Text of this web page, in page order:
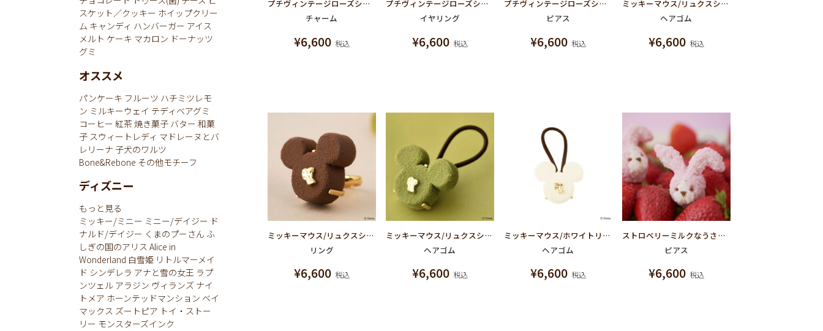
プチヴィンテージローズショコラ チャーム
チャーム
¥6,600 税込
プチヴィンテージローズショコラ イヤリング
イヤリング
¥6,600 税込
プチヴィンテージローズショコラ ピアス
ピアス
¥6,600 税込
ミッキーマウス/リュクスショコラ ヘアゴム【ディズニー アクセサリー】
ヘアゴム
¥6,600 税込
ミッキーマウス/リュクスショコラ リング【ディズニー アクセサリー】
リング
¥6,600 税込
ミッキーマウス/リュクスショコラ ヘアゴム【ディズニー アクセサリー】
ヘアゴム
¥6,600 税込
ミッキーマウス/ホワイトリュクスショコラ ヘアゴム【ディズニー アクセサリー】
ヘアゴム
¥6,600 税込
ストロベリーミルクなうさぎ クッキーのカオ ピアス
ピアス
¥6,600 税込
スケット／クッキー ホイップクリー
ム キャンディ ハンバーガー アイス
メルト ケーキ マカロン ドーナッツ
グミ
オススメ
パンケーキ フルーツ ハチミツレモ
ン ミルキーウェイ テディベアグミ
コーヒー 紅茶焼き菓子 バター 和菓
子 スウィートレディ マドレーヌとバ
レリーナ 子犬のワルツ
Bone&Rebone その他モチーフ
ディズニー
もっと見る
ミッキー/ミニー ミニー/デイジー ド
ナルド/デイジー くまのプーさん ふ
しぎの国のアリス Alice in
Wonderland 白雪姫 リトルマーメイ
ド シンデレラ アナと雪の女王 ラプ
ンツェル アラジン ヴィランズ ナイ
トメア ホーンテッドマンション ベイ
マックス ズートピア トイ・ストー
リー モンスターズインク